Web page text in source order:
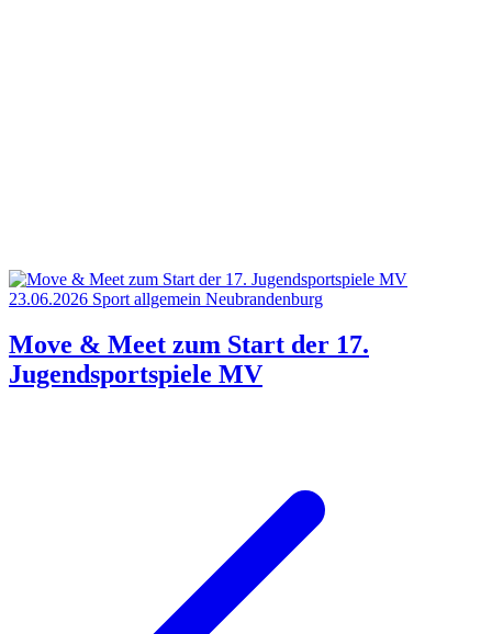
23.06.2026 Sport allgemein Neubrandenburg
Move & Meet zum Start der 17.
Jugendsportspiele MV